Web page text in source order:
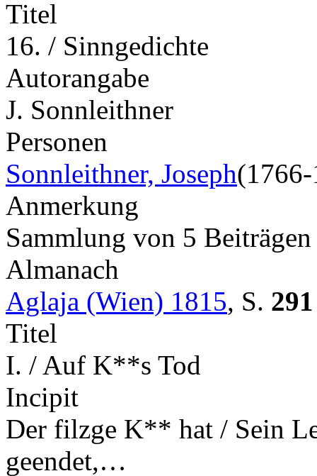
Titel
16. / Sinngedichte
Autorangabe
J. Sonnleithner
Personen
Sonnleithner, Joseph
Anmerkung
Sammlung von 5
Almanach
Aglaja (Wien) 1815, S. 291
Titel
I. / Auf K**s Tod
Incipit
Der filzge K** hat / Sein
geendet,…